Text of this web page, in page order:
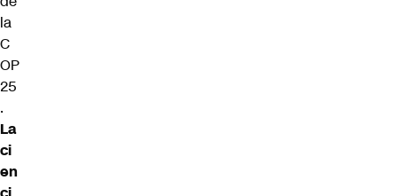
la
C
OP
25
.
La
ci
en